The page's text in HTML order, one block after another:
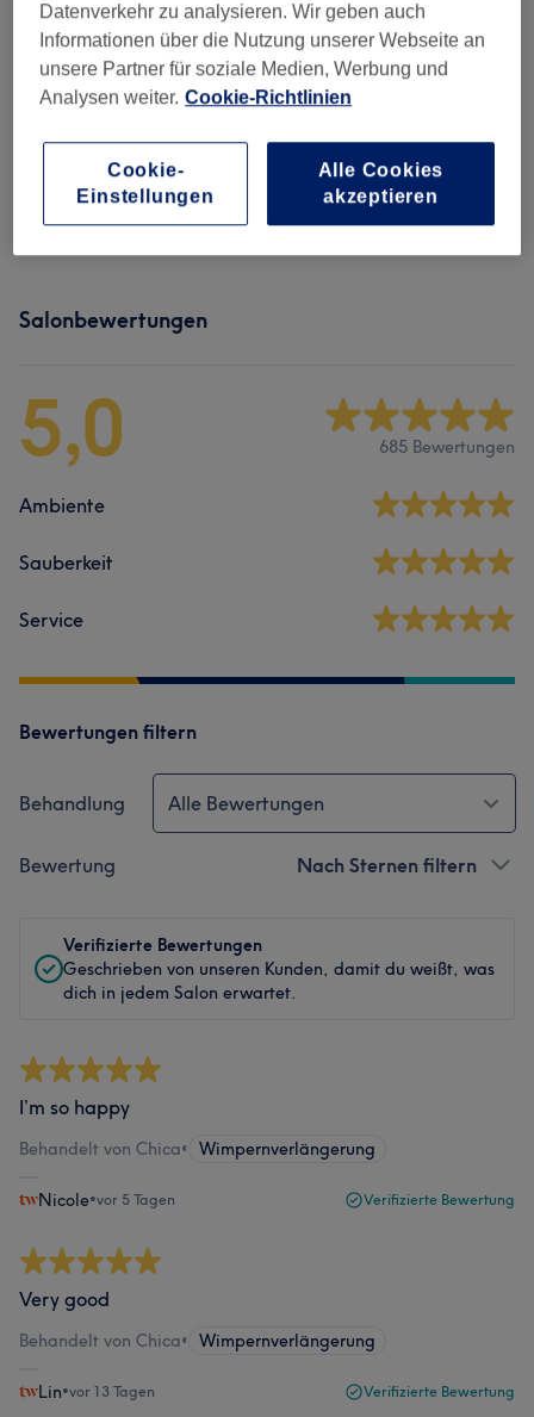
Wimpernverlängerung - 1:1 Technik
Neuanlage nur beim ersten mal
1 Std. 10 Min. - 1 Std. 45 Min.Details anzeigen
ab
Alle Services
Wimpernverlängerungen ) ab 10 €
Salonbewertungen
5,0 685 Bewertungen
Ambiente
Sauberkeit
Service
Bewertungen filtern
Behandlung Alle Bewertungen
Bewertung Nach Sternen filtern
Verifizierte Bewertungen
Geschrieben von unseren Kunden, damit du weißt, was
dich in jedem Salon erwartet.
I’m so happy
Behandelt von Chica• Wimpernverlängerung
Nicole•vor 5 Tagen Verifizierte Bewertung
Very good
Behandelt von Chica• Wimpernverlängerung
Lin•vor 13 Tagen Verifizierte Bewertung
Datenverkehr zu analysieren. Wir geben auch
Informationen über die Nutzung unserer Webseite an
unsere Partner für soziale Medien, Werbung und
Analysen weiter. Cookie-Richtlinien
Cookie-
Einstellungen
Alle Cookies
akzeptieren